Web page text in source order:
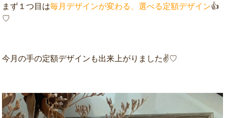
まず１つ目は毎月デザインが変わる、選べる定額デザイン👍
♡
今月の手の定額デザインも出来上がりました✌♡